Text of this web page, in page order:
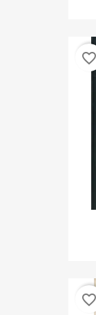
favorite_border
favorite_border